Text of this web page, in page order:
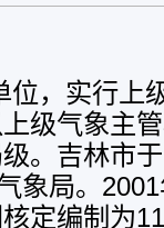
位，实行上
级气象主
。吉林市
象局。
定编制为